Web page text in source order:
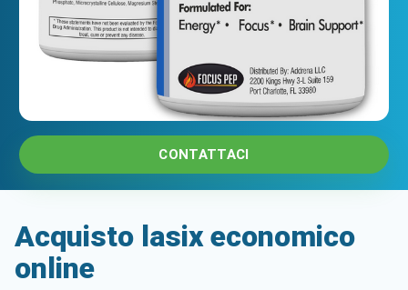
CONTATTACI
Acquisto lasix economico
online